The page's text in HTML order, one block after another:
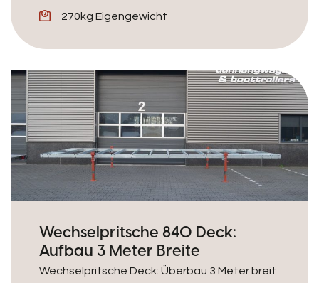
270kg Eigengewicht
Wechselpritsche 840 Deck:
Aufbau 3 Meter Breite
Wechselpritsche Deck: Überbau 3 Meter breit